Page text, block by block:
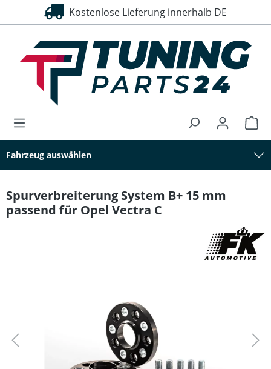
springen Kostenlose Lieferung innerhalb DE
Fahrzeug auswählen
Spurverbreiterung System B+ 15 mm
passend für Opel Vectra C